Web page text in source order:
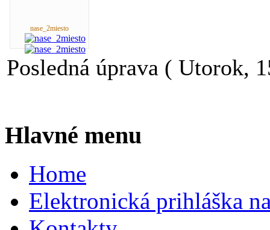
nase_2miesto
Posledná úprava ( Utorok,
Hlavné menu
Home
Elektronická prihláška